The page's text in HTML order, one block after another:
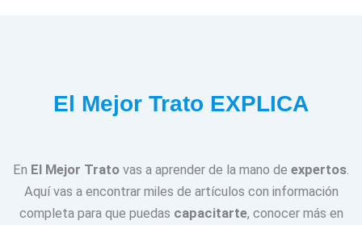
El Mejor Trato EXPLICA
En El Mejor Trato vas a aprender de la mano de expertos
Aquí vas a encontrar miles de artículos con información
completa para que puedas capacitarte, conocer más en